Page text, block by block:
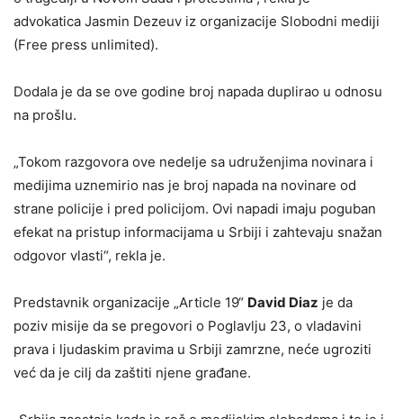
advokatica Jasmin Dezeuv iz organizacije Slobodni mediji
(Free press unlimited).
Dodala je da se ove godine broj napada duplirao u odnosu
na prošlu.
„Tokom razgovora ove nedelje sa udruženjima novinara i
medijima uznemirio nas je broj napada na novinare od
strane policije i pred policijom. Ovi napadi imaju poguban
efekat na pristup informacijama u Srbiji i zahtevaju snažan
odgovor vlasti“, rekla je.
Predstavnik organizacije „Article 19“ David Diaz je da
poziv misije da se pregovori o Poglavlju 23, o vladavini
prava i ljudaskim pravima u Srbiji zamrzne, neće ugroziti
već da je cilj da zaštiti njene građane.